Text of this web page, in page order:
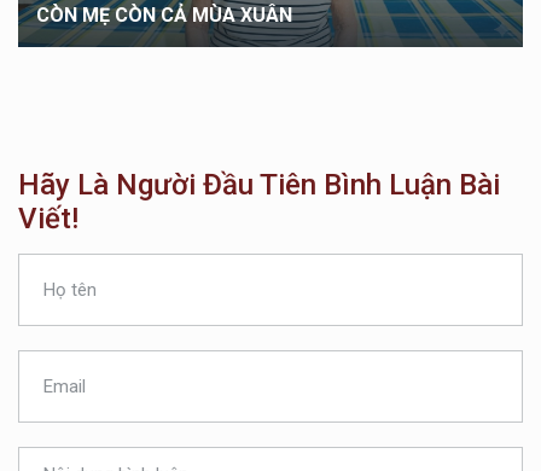
CÒN MẸ CÒN CẢ MÙA XUÂN
Hãy Là Người Đầu Tiên Bình Luận Bài
Viết!